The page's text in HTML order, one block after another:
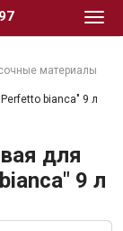
материалы
bianca" 9 л
для
9 л